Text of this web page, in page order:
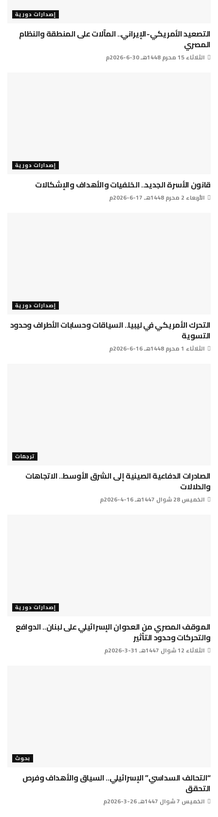
إصدارات دورية
التصعيد الأمريكي-الإيراني.. المآلات على المنطقة والنظام
المصري
الثلاثاء 15 محرم 1448هـ 30-6-2026م
إصدارات دورية
قانون الأسرة الجديد.. الخلفيات والأهداف والإشكالات
الأربعاء 2 محرم 1448هـ 17-6-2026م
إصدارات دورية
التحرك الأمريكي في ليبيا.. السياقات وحسابات الأطراف وحدود
التسوية
الثلاثاء 1 محرم 1448هـ 16-6-2026م
ترجمات
الصادرات الدفاعية الصينية إلى الشرق الأوسط.. الاتجاهات
والدلالات
الخميس 28 شوال 1447هـ 16-4-2026م
إصدارات دورية
الموقف المصري من العدوان الإسرائيلي على لبنان.. الدوافع
والتحركات وحدود التأثير
الثلاثاء 12 شوال 1447هـ 31-3-2026م
بحوث
“التحالف السداسي” الإسرائيلي.. السياق والأهداف وفرص
التحقق
الخميس 7 شوال 1447هـ 26-3-2026م